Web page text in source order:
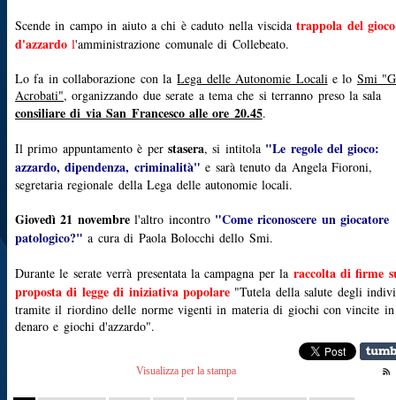
Scende in campo in aiuto a chi è caduto nella viscida trappola del gioco
d'azzardo l'amministrazione comunale di Collebeato.
Lo fa in collaborazione con laLega delle Autonomie Localie lo Smi
Acrobati", organizzando due serate a tema che si terranno preso la sala
consiliare di via San Francesco alle ore 20.45.
Il primo appuntamento è per stasera, si intitola "Le regole del gioco:
azzardo, dipendenza, criminalità" e sarà tenuto da Angela Fioroni,
segretaria regionale della Lega delle autonomie locali.
Giovedì 21 novembrel'altro incontro "Come riconoscere un giocatore
patologico?"a cura di Paola Bolocchi dello Smi.
Durante le serate verrà presentata la campagna per la raccolta di firme
proposta di legge di iniziativa popolare "Tutela della salute degli
tramite il riordino delle norme vigenti in materia di giochi con vincite in
denaro e giochi d'azzardo".
Visualizza per la stampa